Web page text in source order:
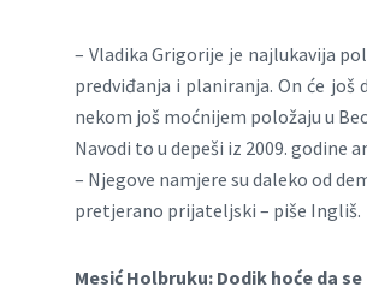
– Vladika Grigorije je najlukavija
predviđanja i planiranja. On će
nekom još moćnijem položaju u
Navodi to u depeši iz 2009. godine
– Njegove namjere su daleko od
pretjerano prijateljski – piše Ingliš.
Mesić Holbruku: Dodik hoće da